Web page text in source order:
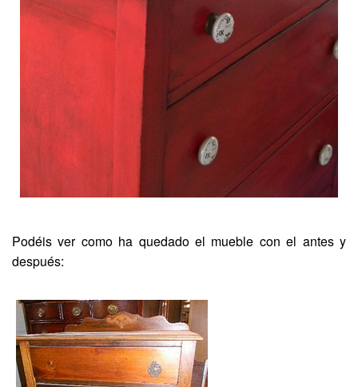
Podéis ver como ha quedado el mueble con el antes y
después: